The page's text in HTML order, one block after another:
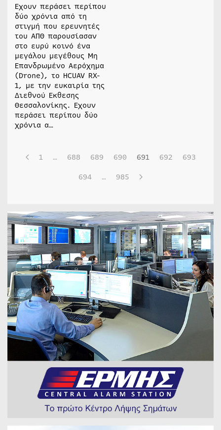
Εχουν περάσει περίπου
δύο χρόνια από τη
στιγμή που ερευνητές
του ΑΠΘ παρουσίασαν
στο ευρύ κοινό ένα
μεγάλου μεγέθους Μη
Επανδρωμένο Αερόχημα
(Drone), το HCUAV RX-
1, με την ευκαιρία της
Διεθνού Εκθεσης
Θεσσαλονίκης. Εχουν
περάσει περίπου δύο
χρόνια α…
1 … 688 689 690 691 692
693
694
… 985